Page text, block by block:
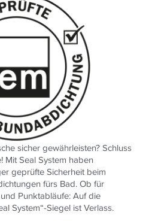
sicher gewährleisten?Schluss
Mit Seal System haben
geprüfte Sicherheit beim
fürs Bad.Ob für
Punktabläufe: Auf die
System“-Siegel ist Verlass.